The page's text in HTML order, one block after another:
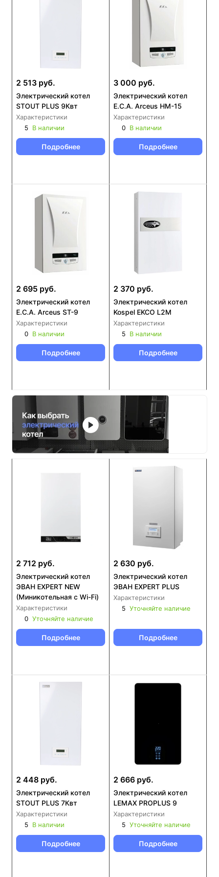
2 513 руб.
Электрический котел
STOUT PLUS 9Квт
Характеристики
5
В наличии
Подробнее
3 000 руб.
Электрический котел
E.C.A. Arceus HM-15
Характеристики
0 В наличии
Подробнее
2 695 руб.
Электрический котел
E.C.A. Arceus ST-9
Характеристики
0 В наличии
Подробнее
2 370 руб.
Электрический котел
Kospel EKCO L2M
Характеристики
5
В наличии
Подробнее
2 712 руб.
Электрический котел
ЭВАН EXPERT NEW
(Миникотельная с Wi-Fi)
Характеристики
0 Уточняйте наличие
Подробнее
2 630 руб.
Электрический котел
ЭВАН EXPERT PLUS
Характеристики
5 Уточняйте наличие
Подробнее
2 448 руб.
Электрический котел
STOUT PLUS 7Квт
Характеристики
5
В наличии
Подробнее
2 666 руб.
Электрический котел
LEMAX PROPLUS 9
Характеристики
5 Уточняйте наличие
Подробнее